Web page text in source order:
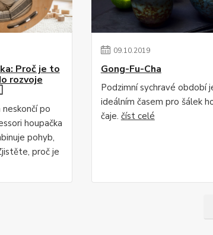
Proč je to
rozvoje
po
houpačka
pohyb,
proč je
09.10.2019
Gong-Fu-Cha
Podzimní sychravé období
ideálním časem pro šálek
čaje. číst celé